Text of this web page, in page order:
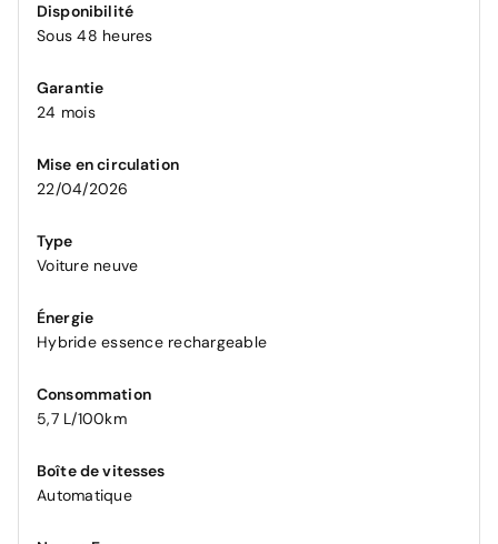
Disponibilité
Sous 48 heures
Garantie
24 mois
Mise en circulation
22/04/2026
Type
Voiture neuve
Énergie
Hybride essence rechargeable
Consommation
5,7 L/100km
Boîte de vitesses
Automatique